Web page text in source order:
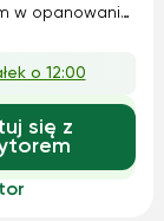
w opanowaniu
metod, w
o 12:00
się z